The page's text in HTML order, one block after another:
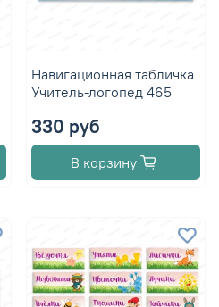
Навигационная табличка
Учитель-логопед 465
330 руб
В корзину